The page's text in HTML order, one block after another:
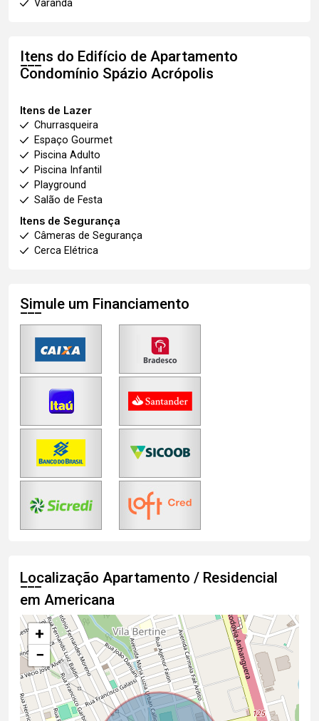
Varanda
Itens do Edifício de Apartamento
Condomínio Spázio Acrópolis
Itens de Lazer
Churrasqueira
Espaço Gourmet
Piscina Adulto
Piscina Infantil
Playground
Salão de Festa
Itens de Segurança
Câmeras de Segurança
Cerca Elétrica
Simule um Financiamento
Localização Apartamento / Residencial
em Americana
+
−